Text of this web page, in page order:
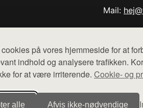
på vores hjemmeside for at
indhold og analysere trafikken.
for at være irriterende. Cookie- og
alle Afvis ikke‑nødvendige
Mail:
Der sælges ikke varer fra